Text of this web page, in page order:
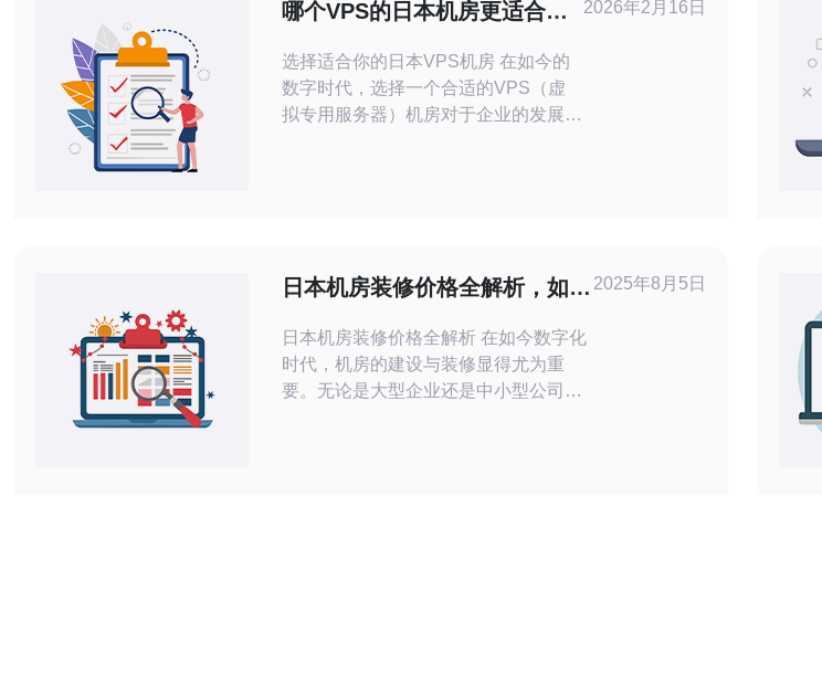
哪个VPS的日本机房更适合你
选择适合你的日本VPS机房 在如今的
数字时代，选择一个合适的VPS（虚
拟专用服务器）机房对于企业的发展至
机房的性能与稳定性 2. 安全性与数据
保护
2026年2月16日
日本机房装修价格全解析，如何
日本机房装修价格全解析 在如今数字化
时代，机房的建设与装修显得尤为重
要。无论是大型企业还是中小型公司，
2025年8月5日